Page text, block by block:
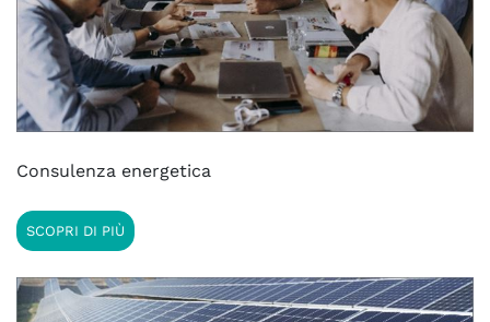
Consulenza energetica
SCOPRI DI PIÙ